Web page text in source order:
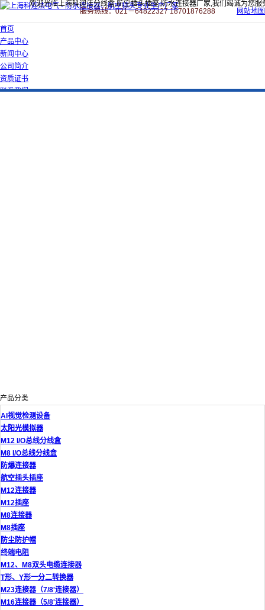
欢迎光临上海科迎法分线盒,航空插头插座,防水连接器厂家,我们竭诚为您服
服务热线：021－64822327 18701876288
网站地图
首页
产品中心
新闻中心
公司简介
资质证书
联系我们
产品分类
AI视觉检测设备
太阳光模拟器
M12 I/O总线分线盒
M8 I/O总线分线盒
防爆连接器
航空插头插座
M12连接器
M12插座
M8连接器
M8插座
防尘防护帽
终端电阻
M12、M8双头电缆连接器
T形、Y形一分二转换器
M23连接器（7/8'连接器）
M16连接器（5/8'连接器）